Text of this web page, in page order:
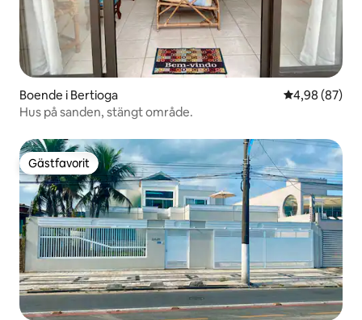
Boende i Bertioga 4,98 av 5 i
4,98 (87)
Hus på sanden, stängt område.
Gästfavorit
Gästfavorit